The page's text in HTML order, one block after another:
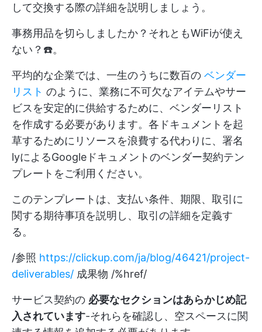
して交換する際の詳細を説明しましょう。
事務用品を切らしましたか？それともWiFiが使え
ない？☎️。
平均的な企業では、一生のうちに数百の ベンダー
リスト のように、業務に不可欠なアイテムやサー
ビスを安定的に供給するために、ベンダーリスト
を作成する必要があります。各ドキュメントを起
草するためにリソースを浪費する代わりに、署名
lyによるGoogleドキュメントのベンダー契約テン
プレートをご利用ください。
このテンプレートは、支払い条件、期限、取引に
関する期待事項を説明し、取引の詳細を定義す
る。
/参照 https://clickup.com/ja/blog/46421/project-
deliverables/ 成果物 /%href/
サービス契約の 必要なセクションはあらかじめ記
入されています-それらを確認し、空スペースに関